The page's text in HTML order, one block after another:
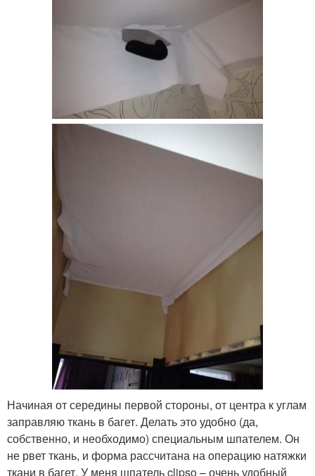
Начиная от середины первой стороны, от центра к углам
заправляю ткань в багет. Делать это удобно (да,
собственно, и необходимо) специальным шпателем. Он
не рвет ткань, и форма рассчитана на операцию натяжки
ткани в багет. У меня шпатель clipso – очень удобный